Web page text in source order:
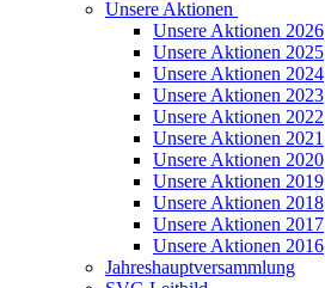
Unsere Aktionen
Unsere Aktionen 2026
Unsere Aktionen 2025
Unsere Aktionen 2024
Unsere Aktionen 2023
Unsere Aktionen 2022
Unsere Aktionen 2021
Unsere Aktionen 2020
Unsere Aktionen 2019
Unsere Aktionen 2018
Unsere Aktionen 2017
Unsere Aktionen 2016
Jahreshauptversammlung